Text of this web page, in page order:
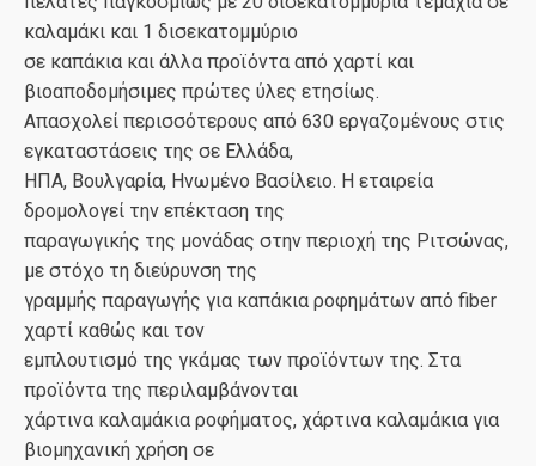
καλαμάκι και 1 δισεκατομμύριο
σε καπάκια και άλλα προϊόντα από χαρτί και
βιοαποδομήσιμες πρώτες ύλες ετησίως.
Απασχολεί περισσότερους από 630 εργαζομένους στις
εγκαταστάσεις της σε Ελλάδα,
ΗΠΑ, Βουλγαρία, Ηνωμένο Βασίλειο. Η εταιρεία
δρομολογεί την επέκταση της
παραγωγικής της μονάδας στην περιοχή της Ριτσώνας,
με στόχο τη διεύρυνση της
γραμμής παραγωγής για καπάκια ροφημάτων από fiber
χαρτί καθώς και τον
εμπλουτισμό της γκάμας των προϊόντων της. Στα
προϊόντα της περιλαμβάνονται
χάρτινα καλαμάκια ροφήματος, χάρτινα καλαμάκια για
βιομηχανική χρήση σε